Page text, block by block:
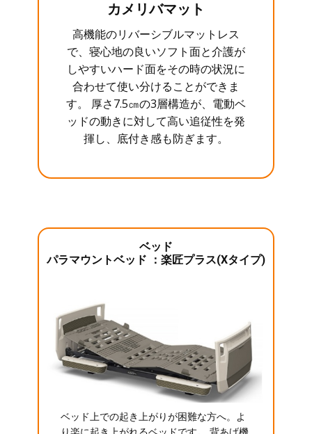
カメリバマット
高機能のリバーシブルマットレス
で、寝心地の良いソフト面と介護が
しやすいハード面をその時の状況に
合わせて使い分けることができま
す。 厚さ7.5㎝の3層構造が、電動ベ
ッドの動きに対して高い追従性を発
揮し、底付き感も防ぎます。
ベッド
パラマウントベッド ：楽匠プラス(Xタイプ)
ベッド上での起き上がりが困難な方へ。よ